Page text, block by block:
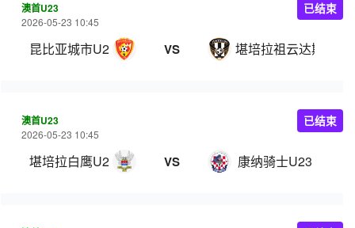
澳首U23
2026-05-23 10:45
昆比亚城市U23 VS 堪培拉祖云达斯U23
已结束
澳首U23
2026-05-23 10:45
堪培拉白鹰U23 VS 康纳骑士U23
已结束